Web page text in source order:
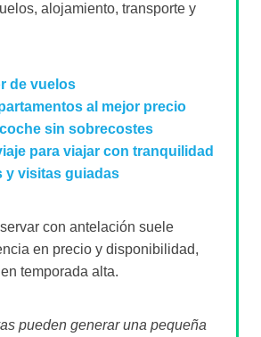
alojamiento, transporte y
de vuelos
al mejor precio
sin sobrecostes
para viajar con tranquilidad
y visitas guiadas
con antelación suele
en precio y disponibilidad,
temporada alta.
pueden generar una pequeña